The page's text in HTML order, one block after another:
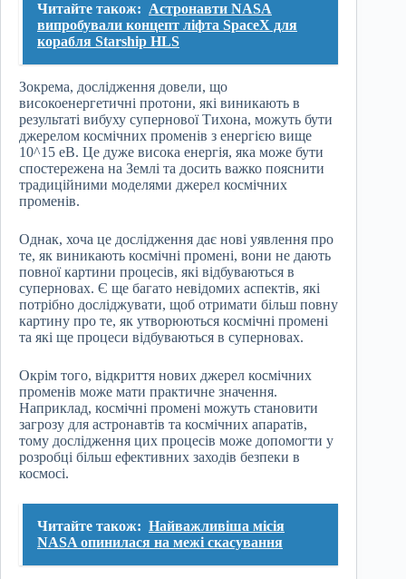
Читайте також: Астронавти NASA
випробували концепт ліфта SpaceX для
корабля Starship HLS
Зокрема, дослідження довели, що
високоенергетичні протони, які виникають в
результаті вибуху супернової Тихона, можуть бути
джерелом космічних променів з енергією вище
10^15 еВ. Це дуже висока енергія, яка може бути
спостережена на Землі та досить важко пояснити
традиційними моделями джерел космічних
променів.
Однак, хоча це дослідження дає нові уявлення про
те, як виникають космічні промені, вони не дають
повної картини процесів, які відбуваються в
суперновах. Є ще багато невідомих аспектів, які
потрібно досліджувати, щоб отримати більш повну
картину про те, як утворюються космічні промені
та які ще процеси відбуваються в суперновах.
Окрім того, відкриття нових джерел космічних
променів може мати практичне значення.
Наприклад, космічні промені можуть становити
загрозу для астронавтів та космічних апаратів,
тому дослідження цих процесів може допомогти у
розробці більш ефективних заходів безпеки в
космосі.
Читайте також: Найважливіша місія
NASA опинилася на межі скасування